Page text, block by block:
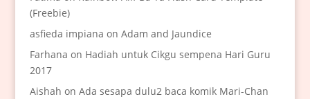
(Freebie)
asfieda impiana on Adam and Jaundice
Farhana on Hadiah untuk Cikgu sempena Hari Guru
2017
Aishah on Ada sesapa dulu2 baca komik Mari-Chan